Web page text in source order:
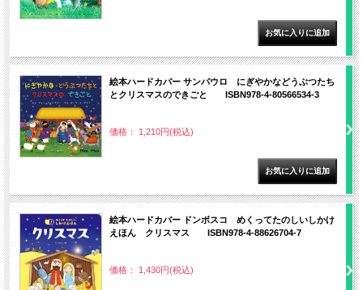
絵本ハードカバー サンパウロ にぎやかなどうぶつたち
とクリスマスのできごと ISBN978-4-80566534-3
価格： 1,210円(税込)
絵本ハードカバー ドンボスコ めくってたのしいしかけ
えほん クリスマス ISBN978-4-88626704-7
価格： 1,430円(税込)